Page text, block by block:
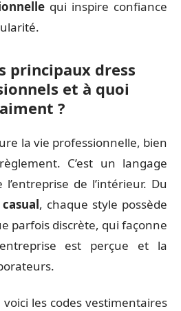
qui inspire confiance
principaux dress
et à quoi
?
la vie professionnelle, bien
C’est un langage
de l’intérieur. Du
casual, chaque style possède
parfois discrète, qui façonne
est perçue et la
les codes vestimentaires